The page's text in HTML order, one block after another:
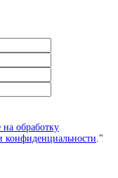
на обработку
конфиденциальности ."